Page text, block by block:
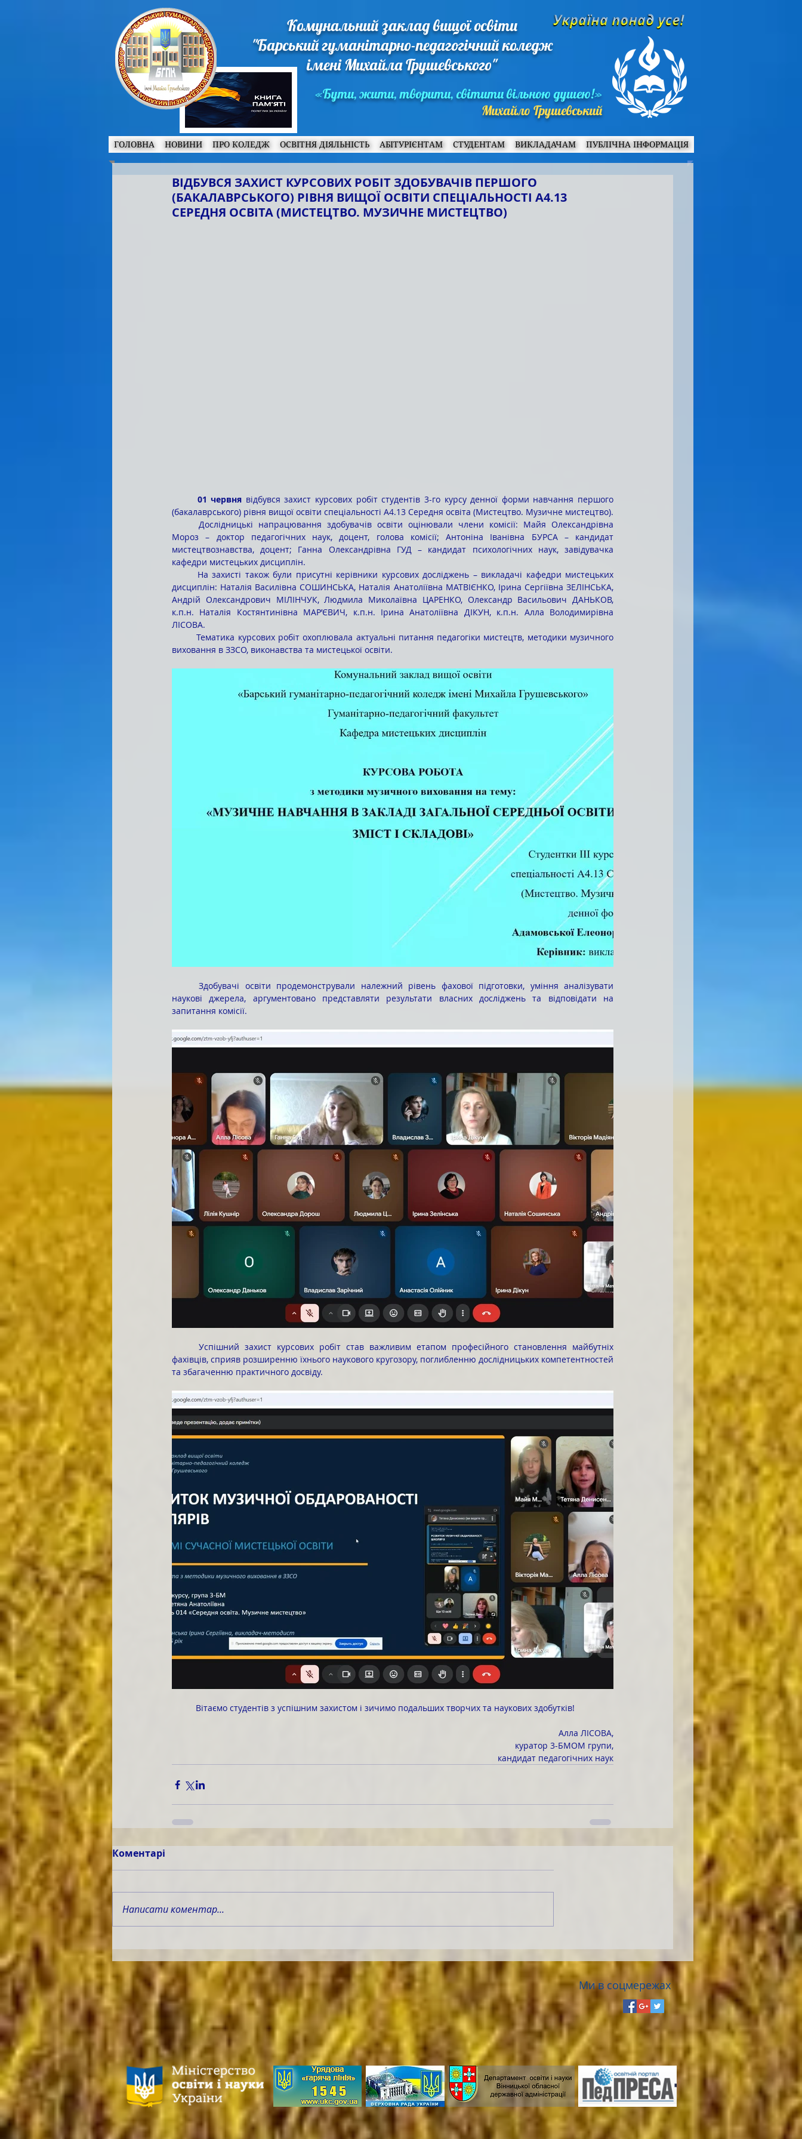
Комунальний заклад вищої освіти
"Барський гуманітарно-педагогічний коледж
імені Михайла Грушевського"
«Бути, жити, творити, світити вільною душею!»
Михайло Грушевський
ГОЛОВНА НОВИНИ ПРО КОЛЕДЖ ОСВІТНЯ ДІЯЛЬНІСТЬ АБІТУРІЄНТАМ СТУДЕНТАМ ВИКЛАДАЧАМ ПУБЛІЧНА ІНФОРМАЦІЯ
ВІДБУВСЯ ЗАХИСТ КУРСОВИХ РОБІТ ЗДОБУВАЧІВ ПЕРШОГО
(БАКАЛАВРСЬКОГО) РІВНЯ ВИЩОЇ ОСВІТИ СПЕЦІАЛЬНОСТІ А4.13
СЕРЕДНЯ ОСВІТА (МИСТЕЦТВО. МУЗИЧНЕ МИСТЕЦТВО)
	01 червня
відбувся захист курсових робіт студентів 3-го курсу денної форми навчання першого
(бакалаврського) рівня вищої освіти спеціальності А4.13 Середня освіта (Мистецтво. Музичне мистецтво).
Мороз – доктор педагогічних наук, доцент, голова комісії; Антоніна Іванівна БУРСА – кандидат
мистецтвознавства, доцент; Ганна Олександрівна ГУД – кандидат психологічних наук, завідувачка
кафедри мистецьких дисциплін.
дисциплін: Наталія Василівна СОШИНСЬКА, Наталія Анатоліївна МАТВІЄНКО, Ірина Сергіївна ЗЕЛІНСЬКА,
Андрій Олександрович МІЛІНЧУК, Людмила Миколаївна ЦАРЕНКО, Олександр Васильович ДАНЬКОВ,
к.п.н. Наталія Костянтинівна МАР’ЄВИЧ, к.п.н. Ірина Анатоліївна ДІКУН, к.п.н. Алла Володимирівна
ЛІСОВА.
	Тематика курсових робіт охоплювала актуальні питання педагогіки мистецтв, методики музичного
виховання в ЗЗСО, виконавства та мистецької освіти.
	Здобувачі освіти продемонстрували належний рівень фахової підготовки, уміння аналізувати
наукові джерела, аргументовано представляти результати власних досліджень та відповідати на
запитання комісії.
фахівців, сприяв розширенню їхнього наукового кругозору, поглибленню дослідницьких компетентностей
та збагаченню практичного досвіду.
	Вітаємо студентів з успішним захистом і зичимо подальших творчих та наукових здобутків!
Алла ЛІСОВА,
куратор 3-БМОМ групи,
кандидат педагогічних наук
Коментарі
Написати коментар...
Ми в соцмережах